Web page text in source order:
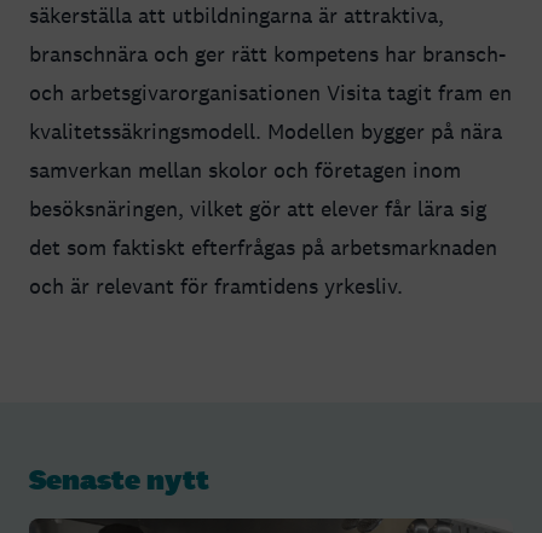
säkerställa att utbildningarna är attraktiva,
branschnära och ger rätt kompetens har bransch-
och arbetsgivarorganisationen Visita tagit fram en
kvalitetssäkringsmodell. Modellen bygger på nära
samverkan mellan skolor och företagen inom
besöksnäringen, vilket gör att elever får lära sig
det som faktiskt efterfrågas på arbetsmarknaden
och är relevant för framtidens yrkesliv.
Senaste nytt